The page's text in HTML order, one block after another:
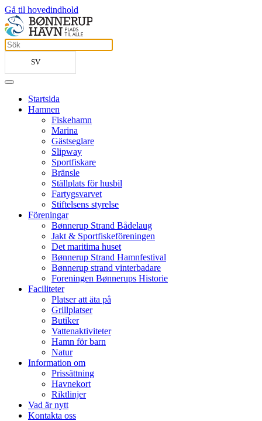
Gå til hovedindhold
SV
Startsida
Hamnen
Fiskehamn
Marina
Gästseglare
Slipway
Sportfiskare
Bränsle
Ställplats för husbil
Fartygsvarvet
Stiftelsens styrelse
Föreningar
Bønnerup Strand Bådelaug
Jakt & Sportfiskeföreningen
Det maritima huset
Bønnerup Strand Hamnfestival
Bønnerup strand vinterbadare
Foreningen Bønnerups Historie
Faciliteter
Platser att äta på
Grillplatser
Butiker
Vattenaktiviteter
Hamn för barn
Natur
Information om
Prissättning
Havnekort
Riktlinjer
Vad är nytt
Kontakta oss